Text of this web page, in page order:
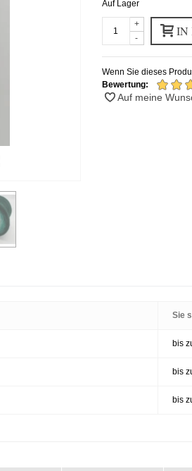
Auf Lager
-
+ IN
Wenn Sie dieses
Bewertung:
Auf meine
Sie
bis
bis
bis